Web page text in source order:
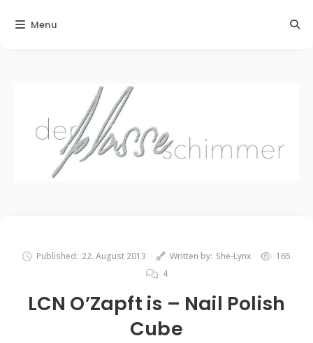
Published: 22. August 2013 Written by: She-Lynx
165
4
LCN O’Zapft is – Nail Polish
Cube
Menu